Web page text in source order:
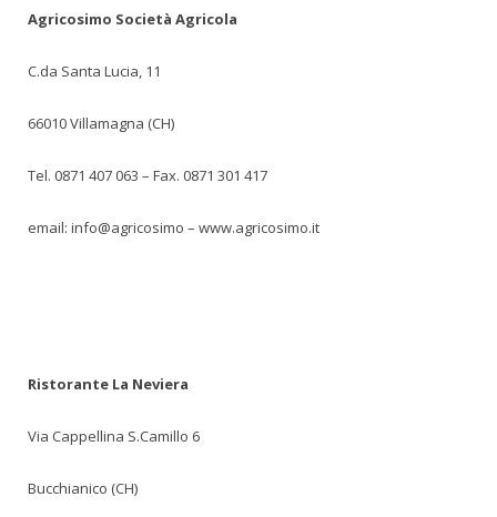
Agricosimo Società Agricola
C.da Santa Lucia, 11
66010 Villamagna (CH)
Tel. 0871 407 063 – Fax. 0871 301 417
email: info@agricosimo – www.agricosimo.it
Ristorante La Neviera
Via Cappellina S.Camillo 6
Bucchianico (CH)